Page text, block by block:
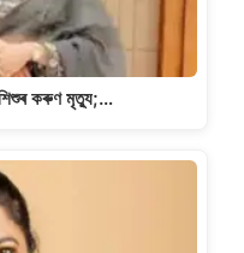
শিশুৰ কৰুণ মৃত্যু;…